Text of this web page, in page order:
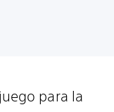
para la